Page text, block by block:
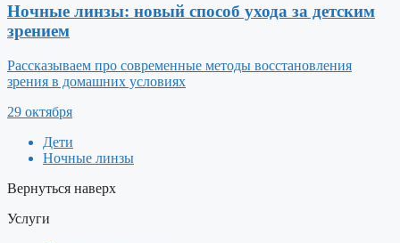
Ночные линзы: новый способ ухода за детским
зрением
Рассказываем про современные методы восстановления
зрения в домашних условиях
29 октября
Дети
Ночные линзы
Вернуться наверх
Услуги